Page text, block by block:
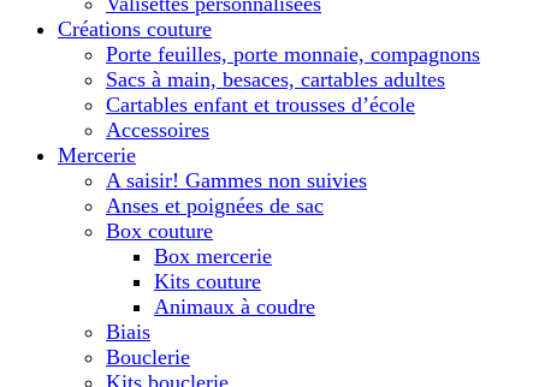
Créations couture
Porte feuilles, porte monnaie, compagnons
Sacs à main, besaces, cartables adultes
Cartables enfant et trousses d’école
Accessoires
Mercerie
A saisir! Gammes non suivies
Anses et poignées de sac
Box couture
Box mercerie
Kits couture
Animaux à coudre
Biais
Bouclerie
Kits bouclerie